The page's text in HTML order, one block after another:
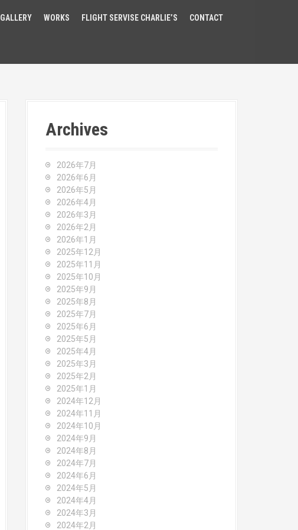
GALLERY WORKS FLIGHT SERVISE CHARLIE’S CONTACT
Archives
2026年7月
2026年6月
2026年5月
2026年4月
2026年3月
2026年2月
2026年1月
2025年12月
2025年11月
2025年10月
2025年9月
2025年8月
2025年7月
2025年6月
2025年5月
2025年4月
2025年3月
2025年2月
2025年1月
2024年12月
2024年11月
2024年10月
2024年9月
2024年8月
2024年7月
2024年6月
2024年5月
2024年4月
2024年3月
2024年2月